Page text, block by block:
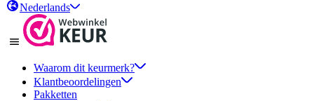
Nederlands
Waarom dit keurmerk?
Klantbeoordelingen
Pakketten